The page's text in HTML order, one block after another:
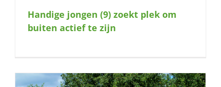
Handige jongen (9) zoekt plek om
buiten actief te zijn